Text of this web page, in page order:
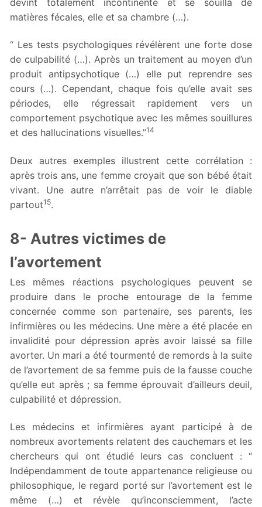
matières fécales, elle et sa chambre (…).
“ Les tests psychologiques révélèrent une forte dose
de culpabilité (…). Après un traitement au moyen d’un
produit antipsychotique (…) elle put reprendre ses
cours (…). Cependant, chaque fois qu’elle avait ses
périodes, elle régressait rapidement vers un
comportement psychotique avec les mêmes souillures
et des hallucinations visuelles.”14
Deux autres exemples illustrent cette corrélation :
après trois ans, une femme croyait que son bébé était
vivant. Une autre n’arrêtait pas de voir le diable
partout15.
8- Autres victimes de
l’avortement
Les mêmes réactions psychologiques peuvent se
produire dans le proche entourage de la femme
concernée comme son partenaire, ses parents, les
infirmières ou les médecins. Une mère a été placée en
invalidité pour dépression après avoir laissé sa fille
avorter. Un mari a été tourmenté de remords à la suite
de l’avortement de sa femme puis de la fausse couche
qu’elle eut après ; sa femme éprouvait d’ailleurs deuil,
culpabilité et dépression.
Les médecins et infirmières ayant participé à de
nombreux avortements relatent des cauchemars et les
chercheurs qui ont étudié leurs cas concluent : “
Indépendamment de toute appartenance religieuse ou
philosophique, le regard porté sur l’avortement est le
même (…) et révèle qu’inconsciemment, l’acte